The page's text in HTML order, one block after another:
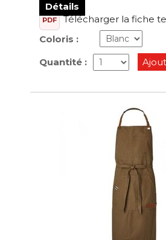
Détails
PDF
Télécharger la fiche
Coloris :
Quantité :